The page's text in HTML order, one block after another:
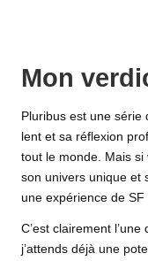
Mon
Pluribus est une série
lent et sa réflexion
tout le monde. Mais
son univers unique et
une expérience de
C’est clairement
j’attends déjà une